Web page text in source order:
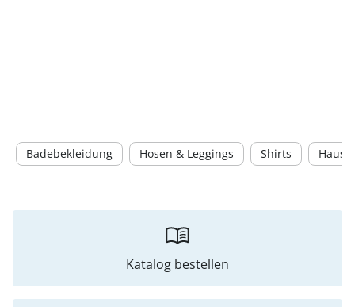
Badebekleidung Hosen & Leggings Shirts
Katalog bestellen